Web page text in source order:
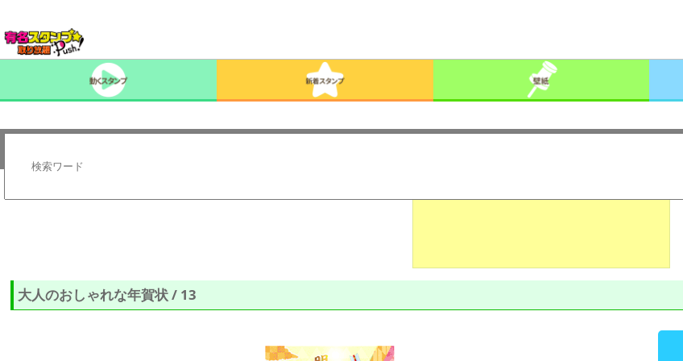
大人のおしゃれな年賀状 / 13